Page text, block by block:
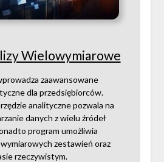
Wielowymiarowe
zaawansowane
dla przedsiębiorców.
analityczne pozwala na
danych z wielu źródeł
program umożliwia
zestawień oraz
rzeczywistym.